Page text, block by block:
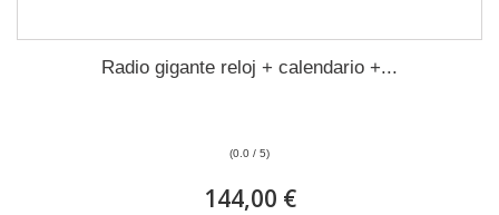
Radio gigante reloj + calendario +...
(0.0 / 5)
144,00 €